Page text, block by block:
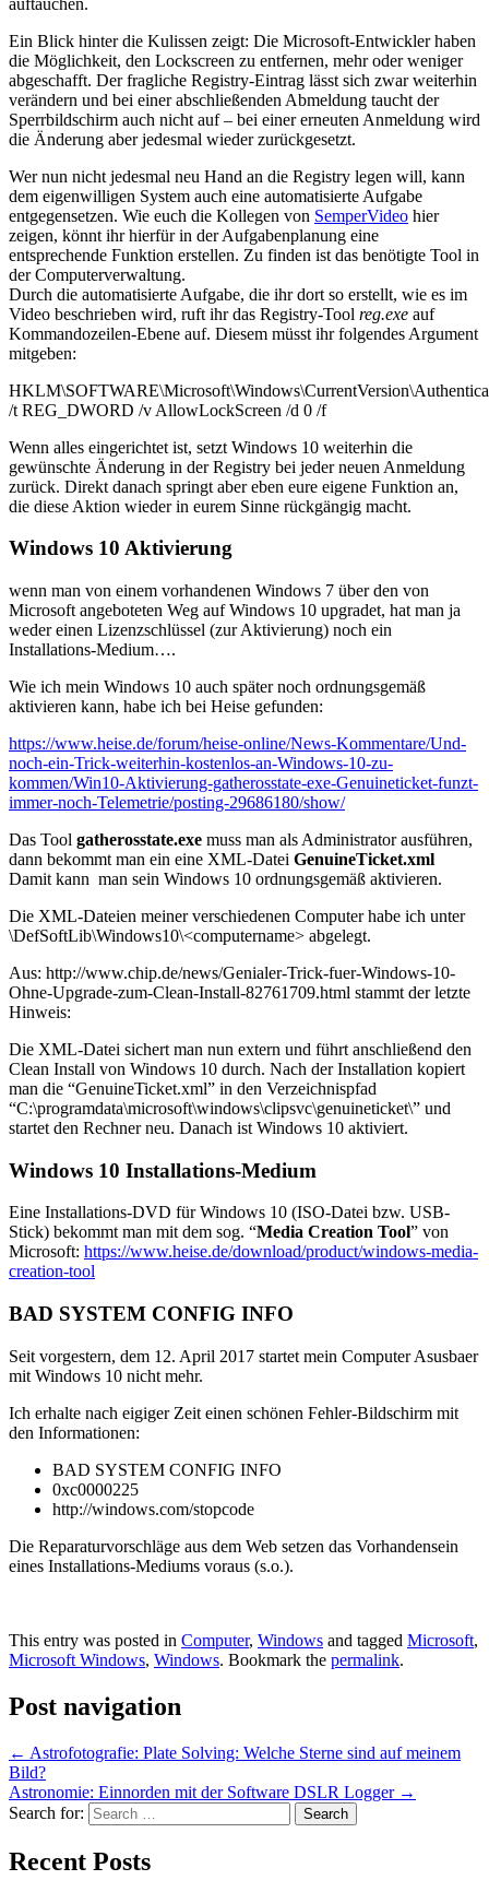
Ein Blick hinter die Kulissen zeigt: Die Microsoft-Entwickler haben
die Möglichkeit, den Lockscreen zu entfernen, mehr oder weniger
abgeschafft. Der fragliche Registry-Eintrag lässt sich zwar weiterhin
verändern und bei einer abschließenden Abmeldung taucht der
Sperrbildschirm auch nicht auf – bei einer erneuten Anmeldung wird
die Änderung aber jedesmal wieder zurückgesetzt.
Wer nun nicht jedesmal neu Hand an die Registry legen will, kann
dem eigenwilligen System auch eine automatisierte Aufgabe
entgegensetzen. Wie euch die Kollegen von SemperVideo hier
zeigen, könnt ihr hierfür in der Aufgabenplanung eine
entsprechende Funktion erstellen. Zu finden ist das benötigte Tool in
der Computerverwaltung.
Durch die automatisierte Aufgabe, die ihr dort so erstellt, wie es im
Video beschrieben wird, ruft ihr das Registry-Tool reg.exe auf
Kommandozeilen-Ebene auf. Diesem müsst ihr folgendes Argument
mitgeben:
/t REG_DWORD /v AllowLockScreen /d 0 /f
Wenn alles eingerichtet ist, setzt Windows 10 weiterhin die
gewünschte Änderung in der Registry bei jeder neuen Anmeldung
zurück. Direkt danach springt aber eben eure eigene Funktion an,
die diese Aktion wieder in eurem Sinne rückgängig macht.
Windows 10 Aktivierung
wenn man von einem vorhandenen Windows 7 über den von
Microsoft angeboteten Weg auf Windows 10 upgradet, hat man ja
weder einen Lizenzschlüssel (zur Aktivierung) noch ein
Installations-Medium….
Wie ich mein Windows 10 auch später noch ordnungsgemäß
aktivieren kann, habe ich bei Heise gefunden:
https://www.heise.de/forum/heise-online/News-Kommentare/Und-
noch-ein-Trick-weiterhin-kostenlos-an-Windows-10-zu-
kommen/Win10-Aktivierung-gatherosstate-exe-Genuineticket-funzt-
immer-noch-Telemetrie/posting-29686180/show/
Das Tool gatherosstate.exe muss man als Administrator ausführen,
dann bekommt man ein eine XML-Datei GenuineTicket.xml
Damit kann man sein Windows 10 ordnungsgemäß aktivieren.
Die XML-Dateien meiner verschiedenen Computer habe ich unter
\DefSoftLib\Windows10\<computername> abgelegt.
Aus: http://www.chip.de/news/Genialer-Trick-fuer-Windows-10-
Ohne-Upgrade-zum-Clean-Install-82761709.html stammt der letzte
Hinweis:
Die XML-Datei sichert man nun extern und führt anschließend den
Clean Install von Windows 10 durch. Nach der Installation kopiert
man die “GenuineTicket.xml” in den Verzeichnispfad
“C:\programdata\microsoft\windows\clipsvc\genuineticket\” und
startet den Rechner neu. Danach ist Windows 10 aktiviert.
Windows 10 Installations-Medium
Eine Installations-DVD für Windows 10 (ISO-Datei bzw. USB-
Stick) bekommt man mit dem sog. “Media Creation Tool” von
Microsoft: https://www.heise.de/download/product/windows-media-
creation-tool
BAD SYSTEM CONFIG INFO
Seit vorgestern, dem 12. April 2017 startet mein Computer Asusbaer
mit Windows 10 nicht mehr.
Ich erhalte nach eigiger Zeit einen schönen Fehler-Bildschirm mit
den Informationen:
BAD SYSTEM CONFIG INFO
0xc0000225
http://windows.com/stopcode
Die Reparaturvorschläge aus dem Web setzen das Vorhandensein
eines Installations-Mediums voraus (s.o.).
This entry was posted in Computer, Windows and tagged Microsoft,
Microsoft Windows, Windows. Bookmark the permalink.
Post navigation
← Astrofotografie: Plate Solving: Welche Sterne sind auf meinem
Bild?
Astronomie: Einnorden mit der Software DSLR Logger →
Search for:
Recent Posts